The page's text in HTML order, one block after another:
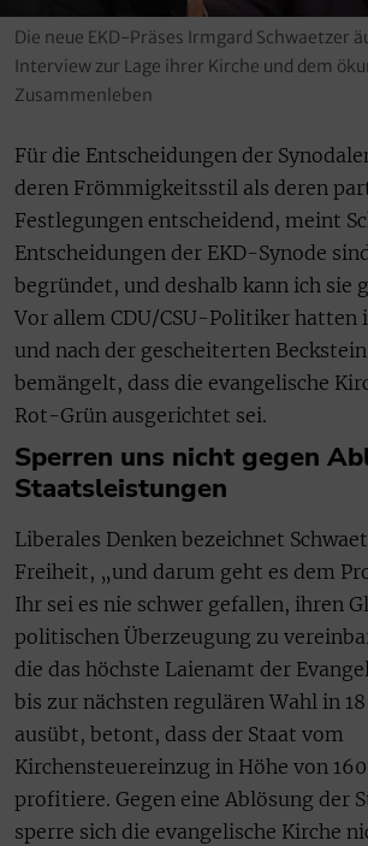
Die neue EKD-Präses Irmgard Schwaetzer
Interview zur Lage ihrer Kirche und dem
Zusammenleben
Für die Entscheidungen der
deren Frömmigkeitsstil als deren
Festlegungen entscheidend, meint
Entscheidungen der EKD-Synode
begründet, und deshalb kann ich sie
Vor allem CDU/CSU-Politiker hatten
und nach der gescheiterten
bemängelt, dass die evangelische
Rot-Grün ausgerichtet sei.
Sperren uns nicht gegen
Staatsleistungen
Liberales Denken bezeichnet
Freiheit, „und darum geht es dem
Ihr sei es nie schwer gefallen, ihren
politischen Überzeugung zu
die das höchste Laienamt der
bis zur nächsten regulären Wahl in
ausübt, betont, dass der Staat vom
Kirchensteuereinzug in Höhe von
profitiere. Gegen eine Ablösung der
sperre sich die evangelische Kirche